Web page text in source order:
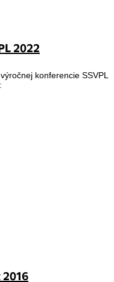
2022
konferencie SSVPL